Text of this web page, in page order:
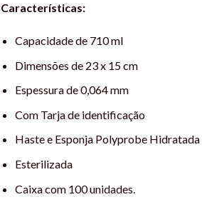
Características:
Capacidade de 710 ml
Dimensões de 23 x 15 cm
Espessura de 0,064 mm
Com Tarja de identificação
Haste e Esponja Polyprobe Hidratada
Esterilizada
Caixa com 100 unidades.